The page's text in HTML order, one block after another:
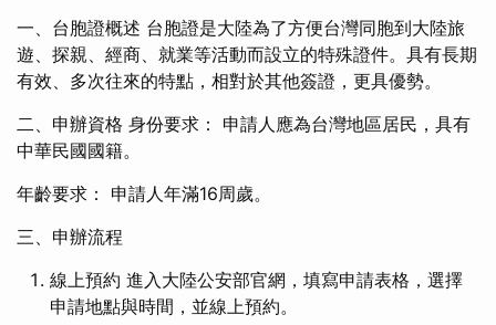
一、台胞證概述 台胞證是大陸為了方便台灣同胞到大陸旅
遊、探親、經商、就業等活動而設立的特殊證件。具有長期
有效、多次往來的特點，相對於其他簽證，更具優勢。
二、申辦資格 身份要求： 申請人應為台灣地區居民，具有
中華民國國籍。
年齡要求： 申請人年滿16周歲。
三、申辦流程
線上預約 進入大陸公安部官網，填寫申請表格，選擇
申請地點與時間，並線上預約。